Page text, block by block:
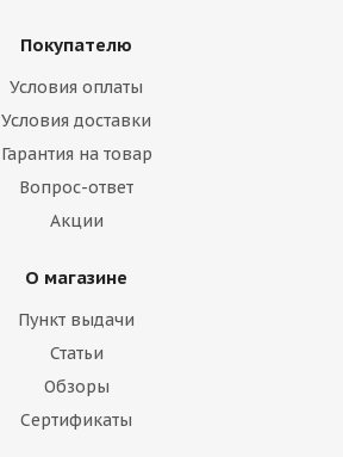
Покупателю
Условия оплаты
Условия доставки
Гарантия на товар
Вопрос-ответ
Акции
О магазине
Пункт выдачи
Статьи
Обзоры
Сертификаты